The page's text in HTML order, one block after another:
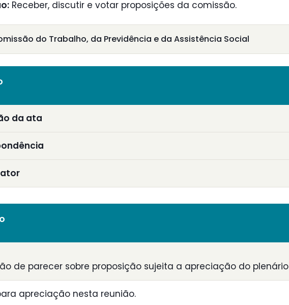
Receber, discutir e votar proposições da comissão.
do Trabalho, da Previdência e da Assistência Social
da ata
de parecer sobre proposição sujeita a apreciação do plenário
apreciação nesta reunião.